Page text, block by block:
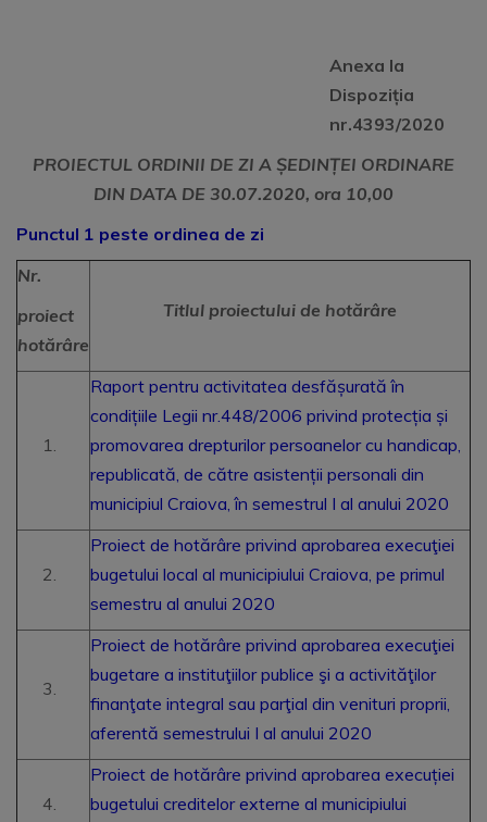
Anexa la
Dispoziția
nr.4393/2020
PROIECTUL ORDINII DE ZI A ȘEDINȚEI ORDINARE
DIN DATA DE 30.07.2020, ora 10,00
Punctul 1 peste ordinea de zi
Nr.
proiect
hotărâre
Titlul proiectului de hotărâre
Raport pentru activitatea desfășurată în
condițiile Legii nr.448/2006 privind protecția și
promovarea drepturilor persoanelor cu handicap,
republicată, de către asistenții personali din
municipiul Craiova, în semestrul I al anului 2020
Proiect de hotărâre privind aprobarea execuţiei
bugetului local al municipiului Craiova, pe primul
semestru al anului 2020
Proiect de hotărâre privind aprobarea execuţiei
bugetare a instituţiilor publice şi a activităţilor
finanţate integral sau parţial din venituri proprii,
aferentă semestrului I al anului 2020
Proiect de hotărâre privind aprobarea execuției
bugetului creditelor externe al municipiului